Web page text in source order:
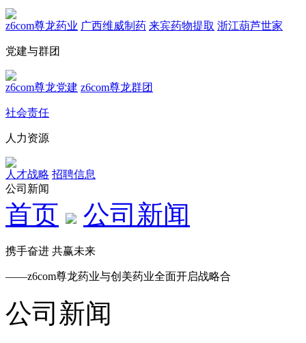
z6com尊龙药业 广西维威制药 来宾药物提取 浙江葫芦世家
党建与群团
z6com尊龙党建 z6com尊龙群团
社会责任
人力资源
人才战略 招聘信息
公司新闻
首页 公司新闻
携手奋进 共赢未来
——z6com尊龙药业与创美药业全面开启战略合
公司新闻